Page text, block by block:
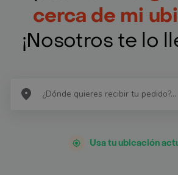
cerca de mi
¡Nosotros te lo
Usa tu ubicación